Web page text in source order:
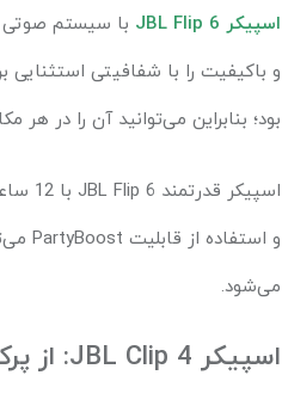
اسپیکر JBL Flip 6 با سیستم صوتی
و باکیفیت را با شفافیتی استثنایی
بود؛ بنابراین می‌توانید آن را در
اسپیکر قدرتمند JBL Flip 6 با 12 ساعت عمر باتری به شما این امکان را می‌دهد تا هرجایی جشن بگیرید. شما با
و استفاده از قابلیت PartyBoost
می‌شود.
اسپیکر JBL Clip 4: از